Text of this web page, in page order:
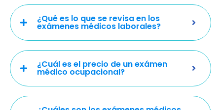
¿Qué es lo que se revisa en los
exámenes médicos laborales?
¿Cuál es el precio de un exámen
médico ocupacional?